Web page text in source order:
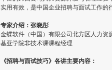
实用有效，是中国企业招聘与面试工作的
专家介绍：张晓彤
金蝶软件（中国）有限公司北方区人力
基亚学院非技术课课程经理
《招聘与面试技巧》各讲主要内容：